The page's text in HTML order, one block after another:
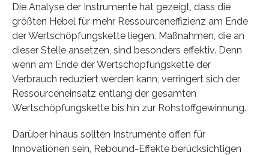
Die Analyse der Instrumente hat gezeigt, dass die
größten Hebel für mehr Ressourceneffizienz am Ende
der Wertschöpfungskette liegen. Maßnahmen, die an
dieser Stelle ansetzen, sind besonders effektiv. Denn
wenn am Ende der Wertschöpfungskette der
Verbrauch reduziert werden kann, verringert sich der
Ressourceneinsatz entlang der gesamten
Wertschöpfungskette bis hin zur Rohstoffgewinnung.
Darüber hinaus sollten Instrumente offen für
Innovationen sein, Rebound-Effekte berücksichtigen